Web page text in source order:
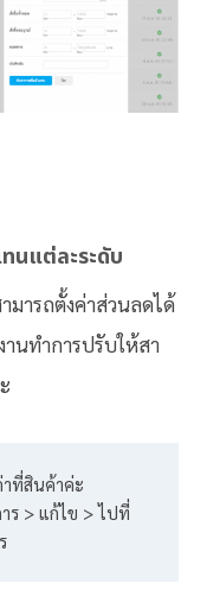
นแต่ละระดับ
มารถตั้งค่าส่วนลดได้
นทำการปรับให้สา
าที่สินค้าค่ะ
ร > แก้ไข > ไปที่